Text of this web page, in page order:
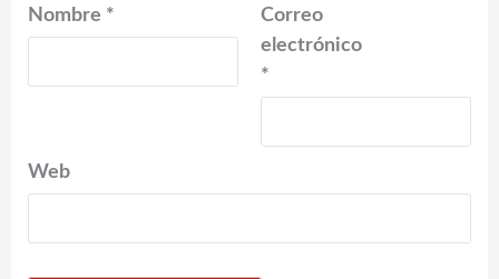
Nombre *
Correo
electrónico
*
Web